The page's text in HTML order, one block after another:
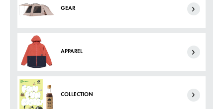
GEAR
APPAREL
COLLECTION